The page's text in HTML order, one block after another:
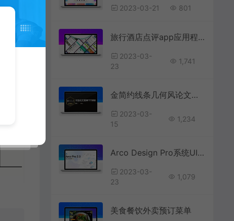
2023-03-21 801
旅行酒店点评app应用程序UI界面
2023-03-
23
1,741
金简约线条几何风论文答辩通用ppt模板
2023-03-
15
1,234
Arco Design Pro系统UI设计
2023-03-
23
1,079
美食餐饮外卖预订菜单